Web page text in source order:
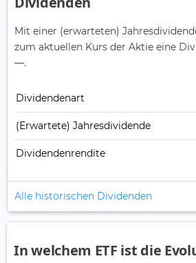
Mit einer (erwarteten)
zum aktuellen Kurs der Aktie eine
—.
Dividendenart
(Erwartete) Jahresdividende
Dividendenrendite
Alle historischen Dividenden
In welchem ETF ist die